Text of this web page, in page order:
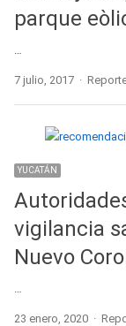
parque
…
7 julio, 2017 Author
YUCATÁN
vigilancia
Nuevo
23 enero, 2020